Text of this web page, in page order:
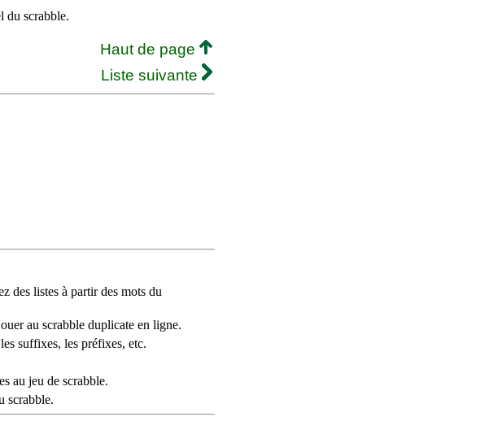
du scrabble.
Haut de page
Liste suivante
des listes à partir des mots du
au scrabble duplicate en ligne.
suffixes, les préfixes, etc.
au jeu de scrabble.
scrabble.